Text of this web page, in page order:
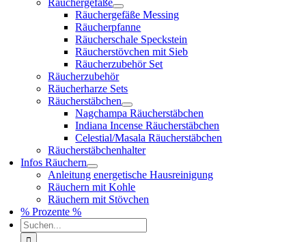
Räuchergefäße
Räuchergefäße Messing
Räucherpfanne
Räucherschale Speckstein
Räucherstövchen mit Sieb
Räucherzubehör Set
Räucherzubehör
Räucherharze Sets
Räucherstäbchen
Nagchampa Räucherstäbchen
Indiana Incense Räucherstäbchen
Celestial/Masala Räucherstäbchen
Räucherstäbchenhalter
Infos Räuchern
Anleitung energetische Hausreinigung
Räuchern mit Kohle
Räuchern mit Stövchen
% Prozente %
Suche
nach: